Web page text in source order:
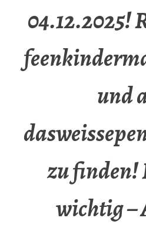
04.12.2025!
und
zu finden!
wichtig –